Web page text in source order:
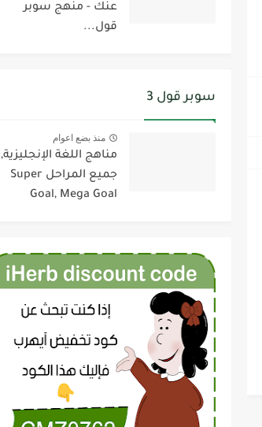
عنك - منهج سوبر
قول...
سوبر قول 3
منذ بضع اعوام
مناهج اللغة الإنجليزية,
جميع المراحل Super
Goal, Mega Goal